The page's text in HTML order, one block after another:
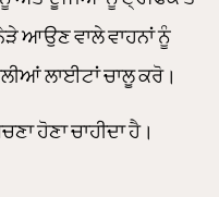
ਆਉਣ ਵਾਲੇ ਵਾਹਨਾਂ ਨੂੰ
ਲਾਈਟਾਂ ਚਾਲੂ ਕਰੋ।
ਹੋਣਾ ਚਾਹੀਦਾ ਹੈ।